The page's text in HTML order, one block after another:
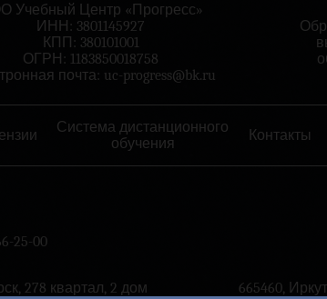
Учебный Центр «Прогресс»
ИНН: 3801145927
КПП: 380101001
ОГРН: 1183850018758
почта: uc-progress@bk.ru
Система дистанционного
обучения
Контакты
25-00
278 квартал, 2 дом
665460,